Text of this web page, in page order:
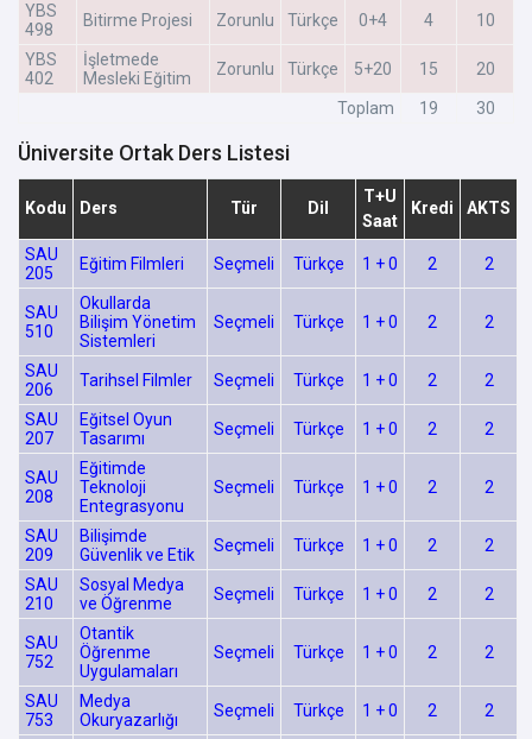
YBS
498
Bitirme Projesi Zorunlu Türkçe 0+4 4 10
YBS
402
İşletmede
Mesleki Eğitim
Zorunlu Türkçe 5+20 15 20
Toplam 19 30
Üniversite Ortak Ders Listesi
Kodu Ders Tür Dil
T+U
Saat
Kredi AKTS
SAU
205
Eğitim Filmleri Seçmeli Türkçe 1 + 0 2 2
SAU
510
Okullarda
Bilişim Yönetim
Sistemleri
Seçmeli Türkçe 1 + 0 2 2
SAU
206
Tarihsel Filmler Seçmeli Türkçe 1 + 0 2 2
SAU
207
Eğitsel Oyun
Tasarımı
Seçmeli Türkçe 1 + 0 2 2
SAU
208
Eğitimde
Teknoloji
Entegrasyonu
Seçmeli Türkçe 1 + 0 2 2
SAU
209
Bilişimde
Güvenlik ve Etik
Seçmeli Türkçe 1 + 0 2 2
SAU
210
Sosyal Medya
ve Öğrenme
Seçmeli Türkçe 1 + 0 2 2
SAU
752
Otantik
Öğrenme
Uygulamaları
Seçmeli Türkçe 1 + 0 2 2
SAU
753
Medya
Okuryazarlığı
Seçmeli Türkçe 1 + 0 2 2